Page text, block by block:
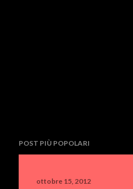
POST PIÙ POPOLARI
ottobre 15, 2012